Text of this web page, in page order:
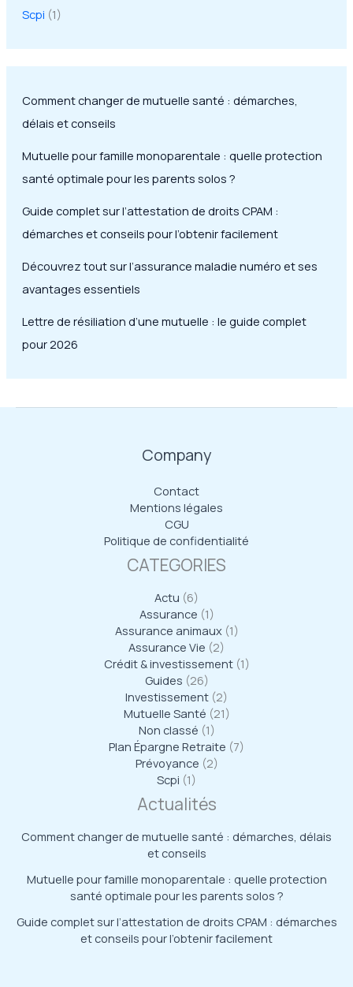
Scpi (1)
Comment changer de mutuelle santé : démarches,
délais et conseils
Mutuelle pour famille monoparentale : quelle protection
santé optimale pour les parents solos ?
Guide complet sur l’attestation de droits CPAM :
démarches et conseils pour l’obtenir facilement
Découvrez tout sur l’assurance maladie numéro et ses
avantages essentiels
Lettre de résiliation d’une mutuelle : le guide complet
pour 2026
Company
Contact
Mentions légales
CGU
Politique de confidentialité
CATEGORIES
Actu (6)
Assurance (1)
Assurance animaux(1)
Assurance Vie (2)
Crédit & investissement(1)
Guides (26)
Investissement (2)
Mutuelle Santé (21)
Non classé (1)
Plan Épargne Retraite (7)
Prévoyance (2)
Scpi (1)
Actualités
Comment changer de mutuelle santé : démarches, délais
et conseils
Mutuelle pour famille monoparentale : quelle protection
santé optimale pour les parents solos ?
Guide complet sur l’attestation de droits CPAM : démarches
et conseils pour l’obtenir facilement